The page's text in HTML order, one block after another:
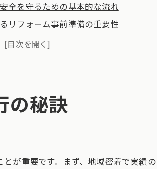
全を守るための基本的な流れ
リフォーム事前準備の重要性
安心して過ごすための対策とは
つリフォーム時のポイント紹介
実現する安全リフォームの工夫
リフォームを実現する方法
きるリフォーム相談のポイント
の秘訣
が重要です。まず、地域密着で実績